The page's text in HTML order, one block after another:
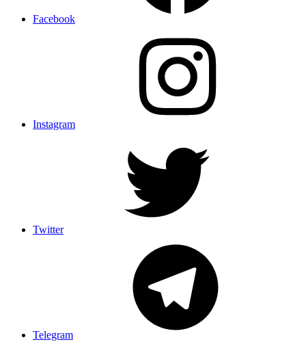
Facebook
Instagram
Twitter
Telegram